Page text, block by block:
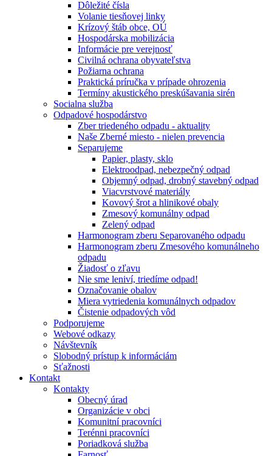
Dôležité čísla
Volanie tiesňovej linky
Krízový štáb obce, OÚ
Hospodárska mobilizácia
Informácie pre verejnosť
Civilná ochrana obyvateľstva
Požiarna ochrana
Praktická príručka v prípade ohrozenia
Termíny akustického preskúšavania sirén
Socialna služba
Odpadové hospodárstvo
Zber triedeného odpadu - aktuality
Naše Zberné miesto - nielen prevencia
Separujeme
Papier, plasty, sklo
Elektroodpad, nebezpečný odpad
Objemný odpad, drobný stavebný odpad
Viacvrstvové materiály
Kovový šrot a hlinikové obaly
Zmesový komunálny odpad
Zelený odpad
Harmonogram zberu Separovaného odpadu
Harmonogram zberu Zmesového komunálneho
odpadu
Žiadosť o zľavu
Nie sme leniví, triedíme odpad!
Označovanie obalov
Miera vytriedenia komunálnych odpadov
Čistenie odpadových vôd
Podporujeme
Webové odkazy
Návštevník
Slobodný prístup k informáciám
Sťažnosti
Kontakt
Kontakty
Obecný úrad
Organizácie v obci
Komunitní pracovníci
Terénni pracovníci
Poriadková služba